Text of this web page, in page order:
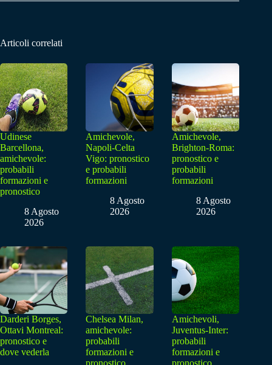
Articoli correlati
Udinese
Barcellona,
amichevole:
probabili
formazioni e
pronostico
8 Agosto
2026
Amichevole,
Napoli-Celta
Vigo: pronostico
e probabili
formazioni
8 Agosto
2026
Amichevole,
Brighton-Roma:
pronostico e
probabili
formazioni
8 Agosto
2026
Darderi Borges,
Ottavi Montreal:
pronostico e
dove vederla
Chelsea Milan,
amichevole:
probabili
formazioni e
pronostico
Amichevoli,
Juventus-Inter:
probabili
formazioni e
pronostico